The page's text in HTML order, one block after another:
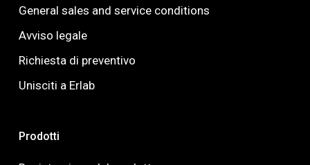
General sales and service conditions
Avviso legale
Richiesta di preventivo
Unisciti a Erlab
Prodotti